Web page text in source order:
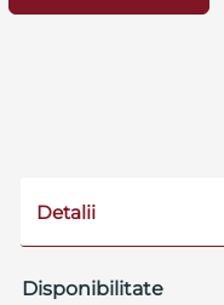
Detalii
Disponibilitate